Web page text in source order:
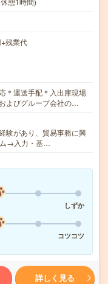
残業代
＊運送手配＊入出庫現場
よびグループ会社の…
験があり、貿易事務に興
ム→入力・基…
しずか
コツコツ
詳しく見る